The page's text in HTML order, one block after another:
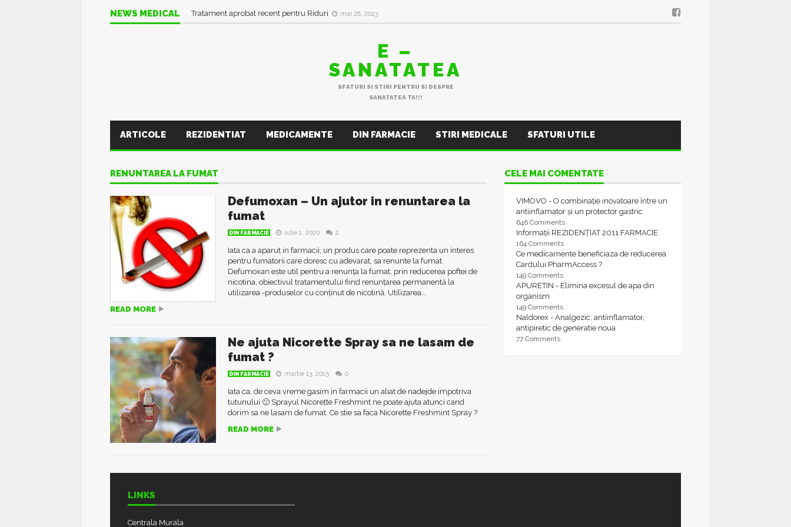
NEWS MEDICAL Tratament aprobat recent pentru Riduri mai 28, 2023
E –
SANATATEA
SFATURI SI STIRI PENTRU SI DESPRE
SANATATEA TA!!!
ARTICOLE REZIDENTIAT MEDICAMENTE DIN FARMACIE STIRI MEDICALE SFATURI UTILE
RENUNTAREA LA FUMAT
Defumoxan – Un ajutor in renuntarea la
fumat
DIN FARMACIE iulie 1, 2020 2
Iata ca a aparut in farmacii, un produs care poate reprezenta un interes
pentru fumatorii care doresc cu adevarat, sa renunte la fumat.
Defumoxan este util pentru a renunța la fumat, prin reducerea poftei de
nicotina, obiectivul tratamentului fiind renunțarea permanentă la
utilizarea -produselor cu conținut de nicotină. Utilizarea...
READ MORE
Ne ajuta Nicorette Spray sa ne lasam de
fumat ?
DIN FARMACIE martie 13, 2015 0
Iata ca, de ceva vreme gasim in farmacii un aliat de nadejde impotriva
tutunului 🙂 Sprayul Nicorette Freshmint ne poate ajuta atunci cand
dorim sa ne lasam de fumat. Ce stie sa faca Nicorette Freshmint Spray ?
READ MORE
CELE MAI COMENTATE
VIMOVO - O combinație inovatoare între un
antiinflamator și un protector gastric
646 Comments
Informații REZIDENȚIAT 2011 FARMACIE
164 Comments
Ce medicamente beneficiaza de reducerea
Cardului PharmAccess ?
149 Comments
APURETIN - Elimina excesul de apa din
organism
149 Comments
Naldorex - Analgezic, antiinflamator,
antipiretic de generatie noua
77 Comments
LINKS
Centrala Murala